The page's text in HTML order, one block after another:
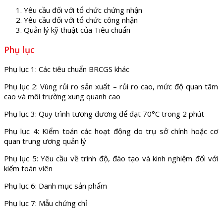
Yêu cầu đối với tổ chức chứng nhận
Yêu cầu đối với tổ chức công nhận
Quản lý kỹ thuật của Tiêu chuẩn
Phụ lục
Phụ lục 1: Các tiêu chuẩn BRCGS khác
Phụ lục 2: Vùng rủi ro sản xuất – rủi ro cao, mức độ quan tâm
cao và môi trường xung quanh cao
Phụ lục 3: Quy trình tương đương để đạt 70°C trong 2 phút
Phụ lục 4: Kiểm toán các hoạt động do trụ sở chính hoặc cơ
quan trung ương quản lý
Phụ lục 5: Yêu cầu về trình độ, đào tạo và kinh nghiệm đối với
kiểm toán viên
Phụ lục 6: Danh mục sản phẩm
Phụ lục 7: Mẫu chứng chỉ